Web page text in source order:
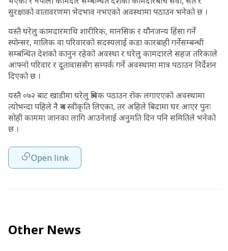
सुरक्षाको वातावरणमा भेदभाव नभएको अवस्थामा पठाउन भनेको छ ।
यस्तै घरेलु कामदारमाथि शारीरिक, मानसिक र यौनजन्य हिंसा गर्ने
स्पोन्सर, मालिक वा परिवारको सदस्यलाई कडा कारबाही गर्नेसम्बन्धी
सम्बन्धित देशको कानुन रहेको अवस्था र घरेलु कामदारले सहज तरिकाले
आफ्नो परिवार र दूतावाससँग सम्पर्क गर्ने अवस्थामा मात्र पठाउन निर्देशन
दिएको छ ।
यस्तै ०७२ बाट खाडीमा घरेलु श्रमिक पठाउन रोक लगाएएको अवस्थामा
त्योभन्दा पहिले नै श्रम स्वीकृति लिएका, तर अहिले बिदामा घर आएर पुनः
सोही काममा जानका लागि आउनेलाई अनुमति दिन पनि समितिले भनेको
छ ।
Open link
Other News